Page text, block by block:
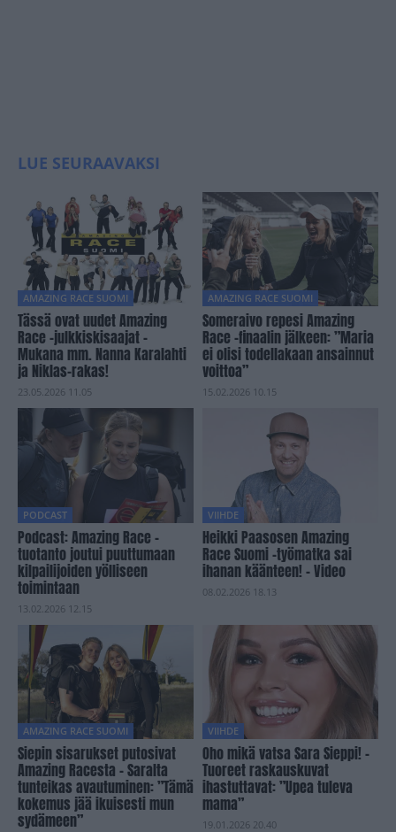
LUE SEURAAVAKSI
AMAZING RACE SUOMI
Tässä ovat uudet Amazing
Race -julkkiskisaajat –
Mukana mm. Nanna Karalahti
ja Niklas-rakas!
23.05.2026 11.05
AMAZING RACE SUOMI
Someraivo repesi Amazing
Race -finaalin jälkeen: ”Maria
ei olisi todellakaan ansainnut
voittoa”
15.02.2026 10.15
PODCAST
Podcast: Amazing Race -
tuotanto joutui puuttumaan
kilpailijoiden yölliseen
toimintaan
13.02.2026 12.15
VIIHDE
Heikki Paasosen Amazing
Race Suomi -työmatka sai
ihanan käänteen! – Video
08.02.2026 18.13
AMAZING RACE SUOMI
Siepin sisarukset putosivat
Amazing Racesta – Saralta
tunteikas avautuminen: ”Tämä
kokemus jää ikuisesti mun
sydämeen”
VIIHDE
Oho mikä vatsa Sara Sieppi! –
Tuoreet raskauskuvat
ihastuttavat: ”Upea tuleva
mama”
19.01.2026 20.40